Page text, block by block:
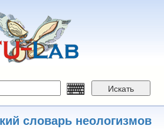
Искать
словарь неологизмов